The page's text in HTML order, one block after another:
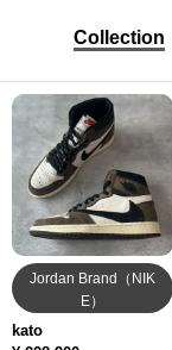
Collection
Jordan Brand（NIK
E）
kato